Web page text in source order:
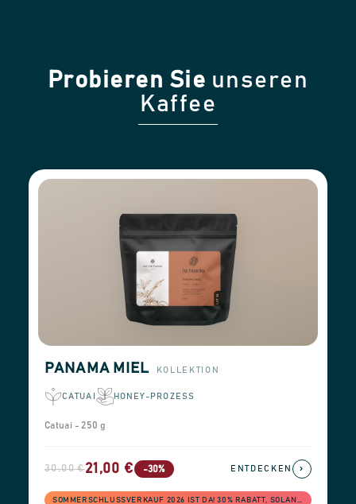
Probieren Sie unseren
Kaffee
PANAMA MIEL KOLLEKTION
CATUAI HONEY-PROZESS
Catuai - 250 g
30,00 €21,00 € -30% ENTDECKEN ›